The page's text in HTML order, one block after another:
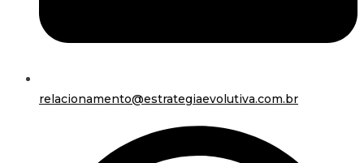
relacionamento@estrategiaevolutiva.com.br